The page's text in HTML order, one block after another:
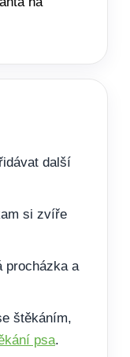
další
si zvíře
procházka a
štěkáním,
psa.